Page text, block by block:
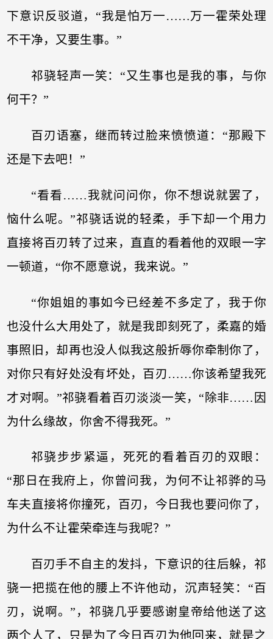
下意识反驳道，“我是怕万一……万一霍荣处理
不干净，又要生事。”
祁骁轻声一笑：“又生事也是我的事，与你
何干？”
百刃语塞，继而转过脸来愤愤道：“那殿下
还是下去吧！”
“看看……我就问问你，你不想说就罢了，
恼什么呢。”祁骁话说的轻柔，手下却一个用力
直接将百刃转了过来，直直的看着他的双眼一字
一顿道，“你不愿意说，我来说。”
“你姐姐的事如今已经差不多定了，我于你
也没什么大用处了，就是我即刻死了，柔嘉的婚
事照旧，却再也没人似我这般折辱你牵制你了，
对你只有好处没有坏处，百刃……你该希望我死
才对啊。”祁骁看着百刃淡淡一笑，“除非……因
为什么缘故，你舍不得我死。”
祁骁步步紧逼，死死的看着百刃的双眼：
“那日在我府上，你曾问我，为何不让祁骅的马
车夫直接将你撞死，百刃，今日我也要问你了，
为什么不让霍荣牵连与我呢？”
百刃手不自主的发抖，下意识的往后躲，祁
骁一把揽在他的腰上不许他动，沉声轻笑：“百
刃，说啊。”，祁骁几乎要感谢皇帝给他送了这
两个人了，只是为了今日百刃为他回来，就是之